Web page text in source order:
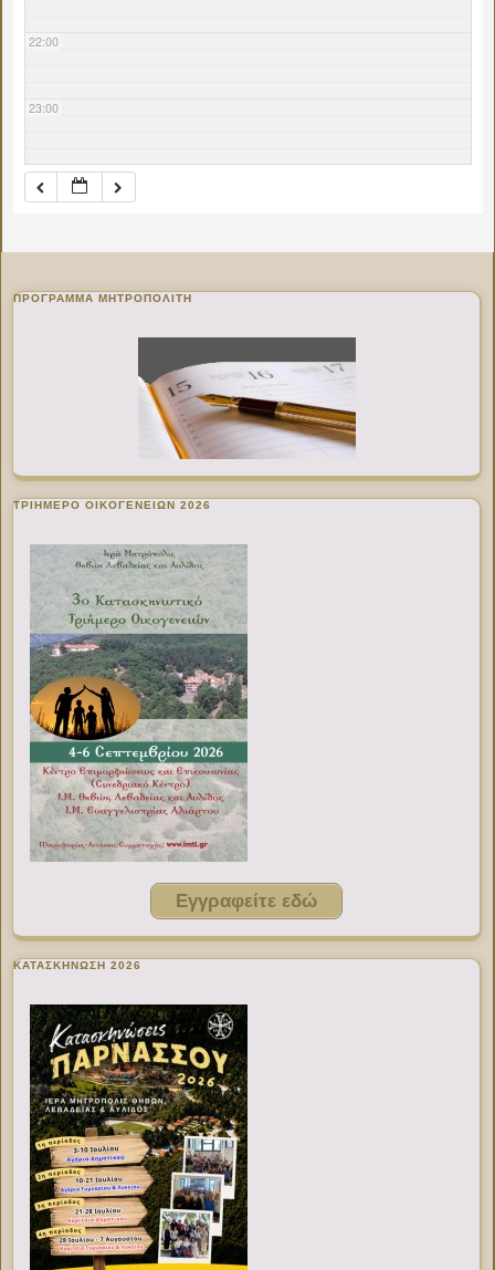
22:00
23:00
ΠΡΌΓΡΑΜΜΑ ΜΗΤΡΟΠΟΛΊΤΗ
ΤΡΙΗΜΕΡΟ ΟΙΚΟΓΕΝΕΙΩΝ 2026
Εγγραφείτε εδώ
ΚΑΤΑΣΚΗΝΩΣΗ 2026